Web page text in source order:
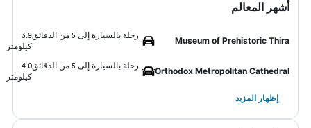
أشهر المعالم
Museum of Prehistoric Thira
رحلة بالسيارة إلى 5 من الدقائق
3.9
كيلومتر
Orthodox Metropolitan Cathedral
رحلة بالسيارة إلى 5 من الدقائق
4.0
كيلومتر
إظهار المزيد